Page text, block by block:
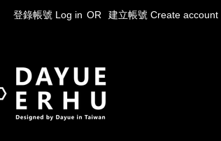
登錄帳號 Log in OR 建立帳號 Create account